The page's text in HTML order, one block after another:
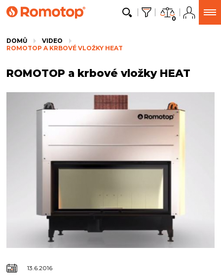
0
DOMŮ
VIDEO
ROMOTOP A KRBOVÉ VLOŽKY HEAT
ROMOTOP a krbové vložky HEAT
13.6.2016